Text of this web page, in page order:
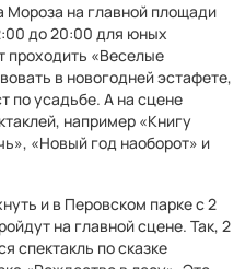
Мороза на главной площади
до 20:00 для юных
проходить «Веселые
в новогодней эстафете,
по усадьбе. А на сцене
например «Книгу
«Новый год наоборот» и
и в Перовском парке с 2
на главной сцене. Так, 2
спектакль по сказке